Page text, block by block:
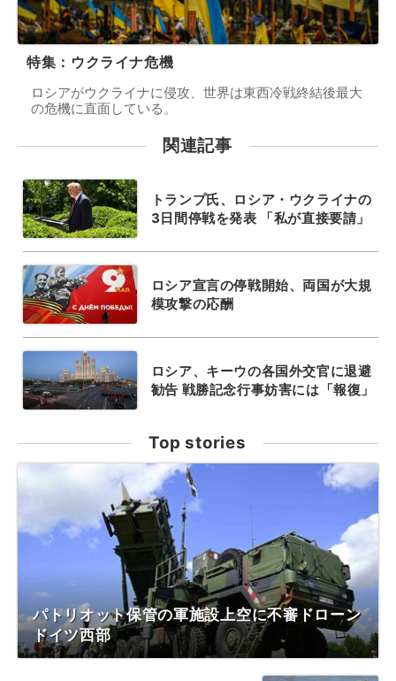
特集：ウクライナ危機
ロシアがウクライナに侵攻、世界は東西冷戦終結後最大
の危機に直面している。
関連記事
トランプ氏、ロシア・ウクライナの
3日間停戦を発表 「私が直接要請」
ロシア宣言の停戦開始、両国が大規
模攻撃の応酬
ロシア、キーウの各国外交官に退避
勧告 戦勝記念行事妨害には「報復」
Top stories
パトリオット保管の軍施設上空に不審ドローン
ドイツ西部